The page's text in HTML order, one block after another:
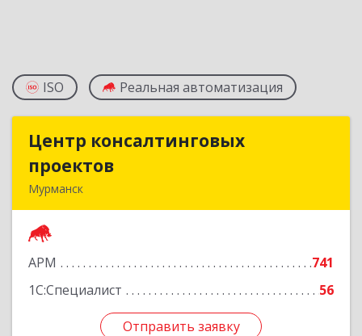
ISO Реальная автоматизация
Центр консалтинговых
проектов
Мурманск
АРМ
741
1С:Специалист
56
Отправить заявку
Центр консалтинговых
Подробнее
Отправить заявку